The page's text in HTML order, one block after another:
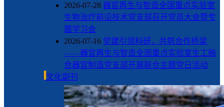
2026-07-28 器官再生与智造全国重点实验室
生物治疗前沿技术党支部召开党员大会暨专
题学习会
2026-07-16 党建引领科研，共筑合作桥梁
——器官再生与智造全国重点实验室生工融
合器官制造党支部开展联合主题党日活动
文化副刊